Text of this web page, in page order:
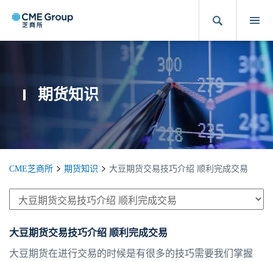
期货知识
CME芝商所 期货知识 大豆期货交易技巧介绍 顺利完成交易
大豆期货交易技巧介绍 顺利完成交易
大豆期货在进行交易的时候是有很多的技巧需要我们掌握